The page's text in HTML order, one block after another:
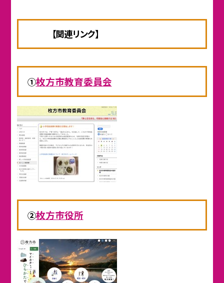
【関連リンク】
①枚方市教育委員会
②枚方市役所